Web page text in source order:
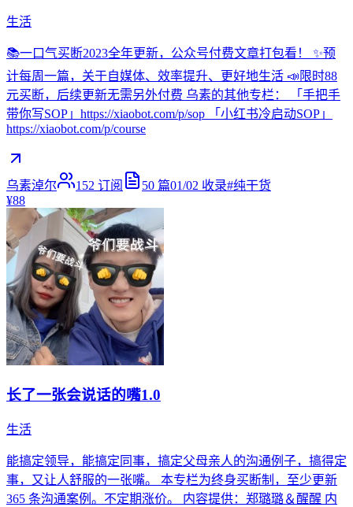
生活
📚一口气买断2023全年更新，公众号付费文章打包看！ ✨预
计每周一篇，关于自媒体、效率提升、更好地生活 📣限时88
元买断，后续更新无需另外付费 乌素的其他专栏： 「手把手
带你写SOP」https://xiaobot.com/p/sop 「小红书冷启动SOP」
https://xiaobot.com/p/course
乌素淖尔 152 订阅 50 篇01/02 收录#纯干货
¥88
长了一张会说话的嘴1.0
生活
能搞定领导，能搞定同事，搞定父母亲人的沟通例子，搞得定
事，又让人舒服的一张嘴。 本专栏为终身买断制，至少更新
365 条沟通案例。不定期涨价。 内容提供：郑璐璐＆醒醒 内